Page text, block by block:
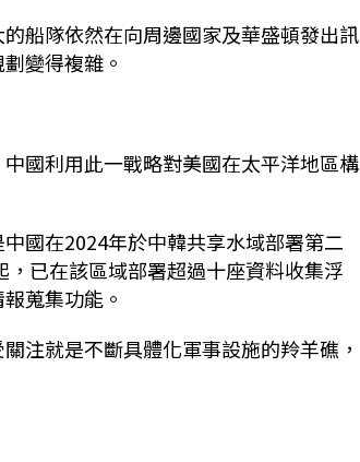
船隊依然在向周邊國家及華盛頓發出訊
變得複雜。
國利用此一戰略對美國在太平洋地區構
國在2024年於中韓共享水域部署第二
，已在該區域部署超過十座資料收集浮
蒐集功能。
注就是不斷具體化軍事設施的羚羊礁，